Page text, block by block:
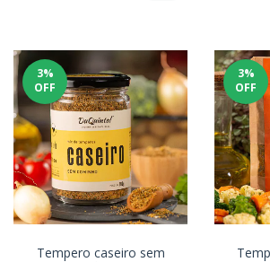
3%
OFF
Tempero caseiro sem
3%
OFF